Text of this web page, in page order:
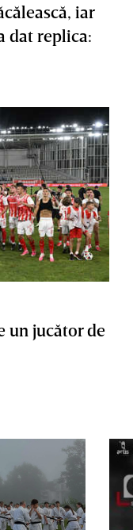
iar
dat replica:
un jucător de